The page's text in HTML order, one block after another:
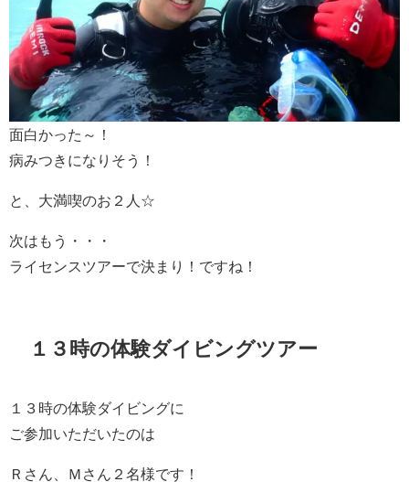
面白かった～！
病みつきになりそう！
と、大満喫のお２人☆
次はもう・・・
ライセンスツアーで決まり！ですね！
１３時の体験ダイビングツアー
１３時の体験ダイビングに
ご参加いただいたのは
Ｒさん、Ｍさん２名様です！